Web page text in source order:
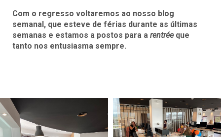
Com o regresso voltaremos ao nosso blog
semanal, que esteve de férias durante as últimas
semanas e estamos a postos para a rentrée que
tanto nos entusiasma sempre.